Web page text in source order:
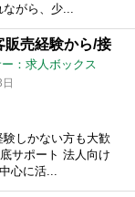
がら、少...
販売経験から/接
：求人ボックス
験しかない方も大歓
サポート 法人向け
心に活...